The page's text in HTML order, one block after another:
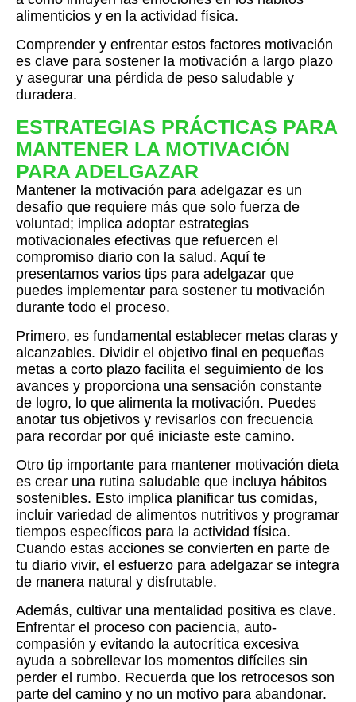
alimenticios y en la actividad física.
Comprender y enfrentar estos factores motivación
es clave para sostener la motivación a largo plazo
y asegurar una pérdida de peso saludable y
duradera.
ESTRATEGIAS PRÁCTICAS PARA
MANTENER LA MOTIVACIÓN
PARA ADELGAZAR
Mantener la motivación para adelgazar es un
desafío que requiere más que solo fuerza de
voluntad; implica adoptar estrategias
motivacionales efectivas que refuercen el
compromiso diario con la salud. Aquí te
presentamos varios tips para adelgazar que
puedes implementar para sostener tu motivación
durante todo el proceso.
Primero, es fundamental establecer metas claras y
alcanzables. Dividir el objetivo final en pequeñas
metas a corto plazo facilita el seguimiento de los
avances y proporciona una sensación constante
de logro, lo que alimenta la motivación. Puedes
anotar tus objetivos y revisarlos con frecuencia
para recordar por qué iniciaste este camino.
Otro tip importante para mantener motivación dieta
es crear una rutina saludable que incluya hábitos
sostenibles. Esto implica planificar tus comidas,
incluir variedad de alimentos nutritivos y programar
tiempos específicos para la actividad física.
Cuando estas acciones se convierten en parte de
tu diario vivir, el esfuerzo para adelgazar se integra
de manera natural y disfrutable.
Además, cultivar una mentalidad positiva es clave.
Enfrentar el proceso con paciencia, auto-
compasión y evitando la autocrítica excesiva
ayuda a sobrellevar los momentos difíciles sin
perder el rumbo. Recuerda que los retrocesos son
parte del camino y no un motivo para abandonar.